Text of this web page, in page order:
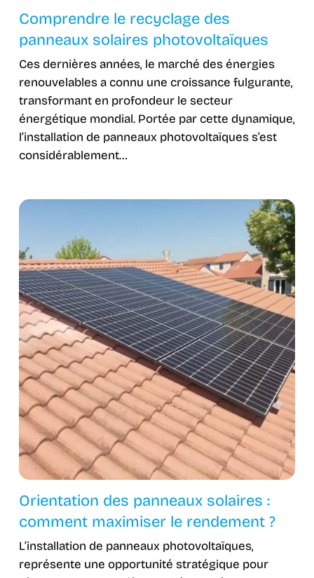
Comprendre le recyclage des
panneaux solaires photovoltaïques
Ces dernières années, le marché des énergies
renouvelables a connu une croissance fulgurante,
transformant en profondeur le secteur
énergétique mondial. Portée par cette dynamique,
l’installation de panneaux photovoltaïques s’est
considérablement…
Orientation des panneaux solaires :
comment maximiser le rendement ?
L’installation de panneaux photovoltaïques,
représente une opportunité stratégique pour